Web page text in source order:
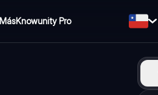
Knowunity Pro